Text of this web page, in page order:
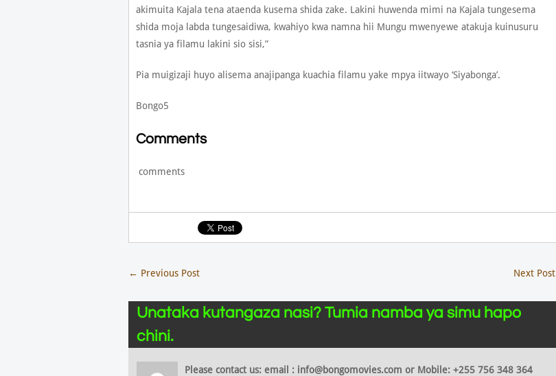
akimuita Kajala tena ataenda kusema shida zake. Lakini huwenda mimi na Kajala tungesema
shida moja labda tungesaidiwa, kwahiyo kwa namna hii Mungu mwenyewe atakuja kuinusuru
tasnia ya filamu lakini sio sisi,”
Pia muigizaji huyo alisema anajipanga kuachia filamu yake mpya iitwayo ‘Siyabonga’.
Bongo5
Comments
comments
← Previous Post Next Post
Unataka kutangaza nasi? Tumia namba ya simu hapo
chini.
Please contact us: email : info@bongomovies.com or Mobile: +255 756 348 364